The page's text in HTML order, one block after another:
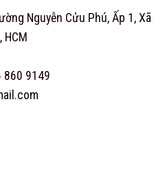
Nguyễn Cửu Phú, Ấp 1, Xã
860 9149